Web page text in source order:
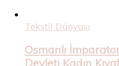
Tekstil Dünyası
Osmanlı
Devleti Kadın